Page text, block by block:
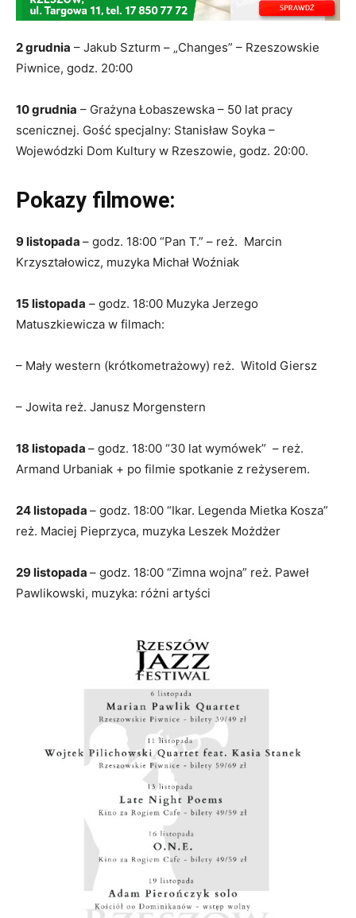
2 grudnia – Jakub Szturm – „Changes” – Rzeszowskie
Piwnice, godz. 20:00
10 grudnia – Grażyna Łobaszewska – 50 lat pracy
scenicznej. Gość specjalny: Stanisław Soyka –
Wojewódzki Dom Kultury w Rzeszowie, godz. 20:00.
Pokazy filmowe:
9 listopada – godz. 18:00 “Pan T.” – reż. Marcin
Krzyształowicz, muzyka Michał Woźniak
15 listopada – godz. 18:00 Muzyka Jerzego
Matuszkiewicza w filmach:
– Mały western (krótkometrażowy) reż. Witold Giersz
– Jowita reż. Janusz Morgenstern
18 listopada – godz. 18:00 “30 lat wymówek” – reż.
Armand Urbaniak + po filmie spotkanie z reżyserem.
24 listopada – godz. 18:00 “Ikar. Legenda Mietka Kosza”
reż. Maciej Pieprzyca, muzyka Leszek Możdżer
29 listopada – godz. 18:00 “Zimna wojna” reż. Paweł
Pawlikowski, muzyka: różni artyści